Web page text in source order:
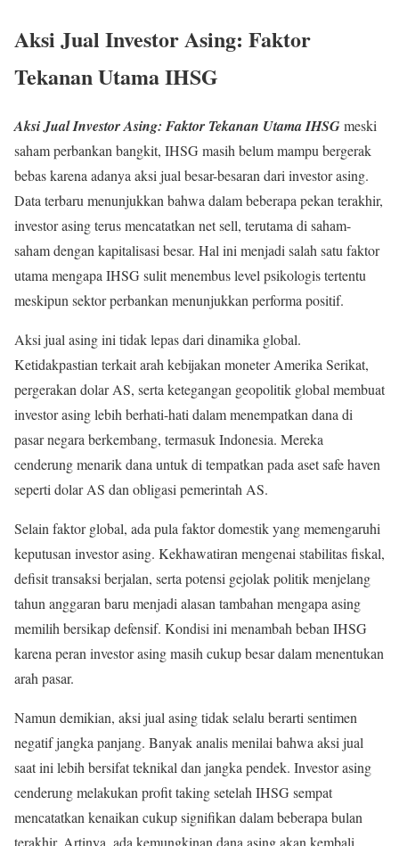
Aksi Jual Investor Asing: Faktor
Tekanan Utama IHSG
Aksi Jual Investor Asing: Faktor Tekanan Utama IHSGmeski
saham perbankan bangkit, IHSG masih belum mampu bergerak
bebas karena adanya aksi jual besar-besaran dari investor asing.
Data terbaru menunjukkan bahwa dalam beberapa pekan terakhir,
investor asing terus mencatatkan net sell, terutama di saham-
saham dengan kapitalisasi besar. Hal ini menjadi salah satu faktor
utama mengapa IHSG sulit menembus level psikologis tertentu
meskipun sektor perbankan menunjukkan performa positif.
Aksi jual asing ini tidak lepas dari dinamika global.
Ketidakpastian terkait arah kebijakan moneter Amerika Serikat,
pergerakan dolar AS, serta ketegangan geopolitik global membuat
investor asing lebih berhati-hati dalam menempatkan dana di
pasar negara berkembang, termasuk Indonesia. Mereka
cenderung menarik dana untuk di tempatkan pada aset safe haven
seperti dolar AS dan obligasi pemerintah AS.
Selain faktor global, ada pula faktor domestik yang memengaruhi
keputusan investor asing. Kekhawatiran mengenai stabilitas fiskal,
defisit transaksi berjalan, serta potensi gejolak politik menjelang
tahun anggaran baru menjadi alasan tambahan mengapa asing
memilih bersikap defensif. Kondisi ini menambah beban IHSG
karena peran investor asing masih cukup besar dalam menentukan
arah pasar.
Namun demikian, aksi jual asing tidak selalu berarti sentimen
negatif jangka panjang. Banyak analis menilai bahwa aksi jual
saat ini lebih bersifat teknikal dan jangka pendek. Investor asing
cenderung melakukan profit taking setelah IHSG sempat
mencatatkan kenaikan cukup signifikan dalam beberapa bulan
terakhir. Artinya, ada kemungkinan dana asing akan kembali